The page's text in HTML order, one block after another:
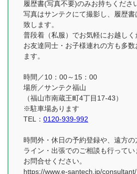
履歴書(写真不要)のみお持ちくださ
写真はサンテクにて撮影し、履歴
致します。
普段着（私服）でお気軽にお越しく
お友達同士・お子様連れの方も多
ます。
時間／10：00～15：00
場所／サンテク福山
（福山市南蔵王町4丁目17-43）
※駐車場あります
TEL： 0120-939-992
時間外・休日の予約登録や、遠方
ライン・出張でのご相談も行って
お問合せください。
https://www.e-santech.jp/consultant/